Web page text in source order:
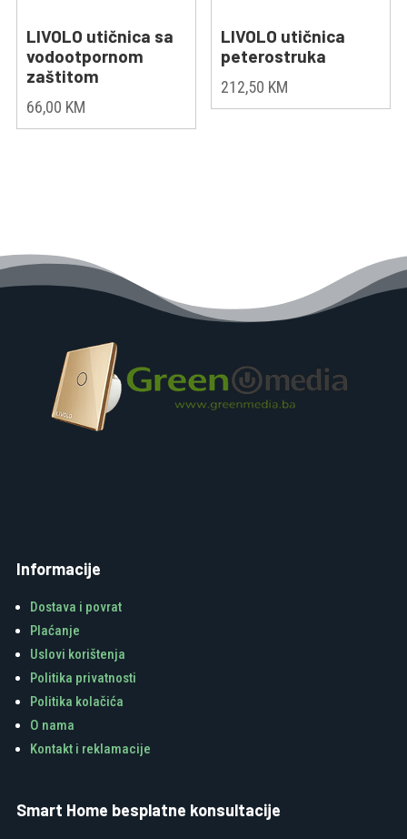
LIVOLO utičnica sa
vodootpornom
zaštitom
66,00 KM
LIVOLO utičnica
peterostruka
212,50 KM
Informacije
Dostava i povrat
Plaćanje
Uslovi korištenja
Politika privatnosti
Politika kolačića
O nama
Kontakt i reklamacije
Smart Home besplatne konsultacije